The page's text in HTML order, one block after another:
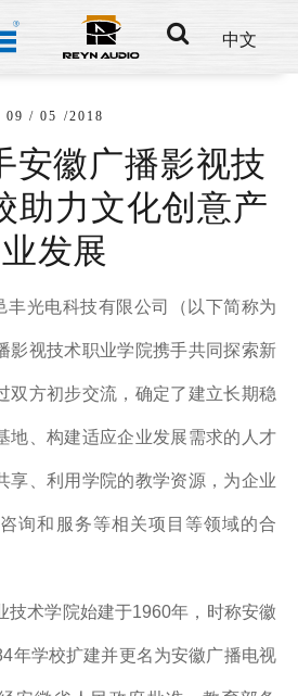
中文
09 / 05 /2018
安徽广播影视技
助力文化创意产
业发展
丰光电科技有限公司（以下简称为
影视技术职业学院携手共同探索新
双方初步交流，确定了建立长期稳
地、构建适应企业发展需求的人才
享、利用学院的教学资源，为企业
询和服务等相关项目等领域的合
术学院始建于1960年，时称安徽
年学校扩建并更名为安徽广播电视